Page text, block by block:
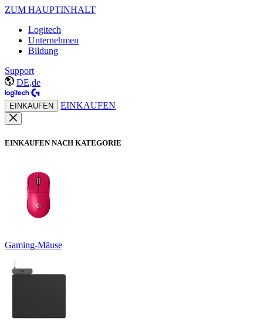
ZUM HAUPTINHALT
Logitech
Unternehmen
Bildung
Support
DE,de
EINKAUFEN EINKAUFEN
EINKAUFEN NACH KATEGORIE
Gaming-Mäuse